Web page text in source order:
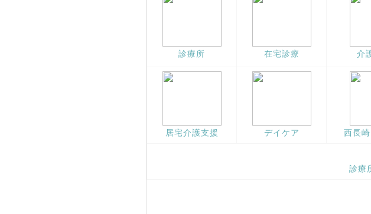
診療所 在宅診療 介
居宅介護支援 デイケア 西長
診療